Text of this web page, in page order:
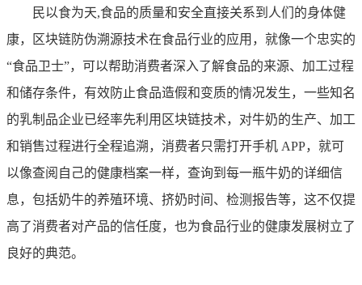
民以食为天,食品的质量和安全直接关系到人们的身体健
康，区块链防伪溯源技术在食品行业的应用，就像一个忠实的
“食品卫士”，可以帮助消费者深入了解食品的来源、加工过程
和储存条件，有效防止食品造假和变质的情况发生，一些知名
的乳制品企业已经率先利用区块链技术，对牛奶的生产、加工
和销售过程进行全程追溯，消费者只需打开手机 APP，就可
以像查阅自己的健康档案一样，查询到每一瓶牛奶的详细信
息，包括奶牛的养殖环境、挤奶时间、检测报告等，这不仅提
高了消费者对产品的信任度，也为食品行业的健康发展树立了
良好的典范。